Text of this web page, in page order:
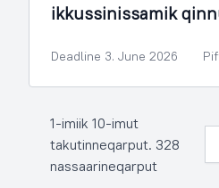
ikkussinissamik
Deadline 3. June 2026
1-imiik 10-imut
takutinneqarput. 328
nassaarineqarput